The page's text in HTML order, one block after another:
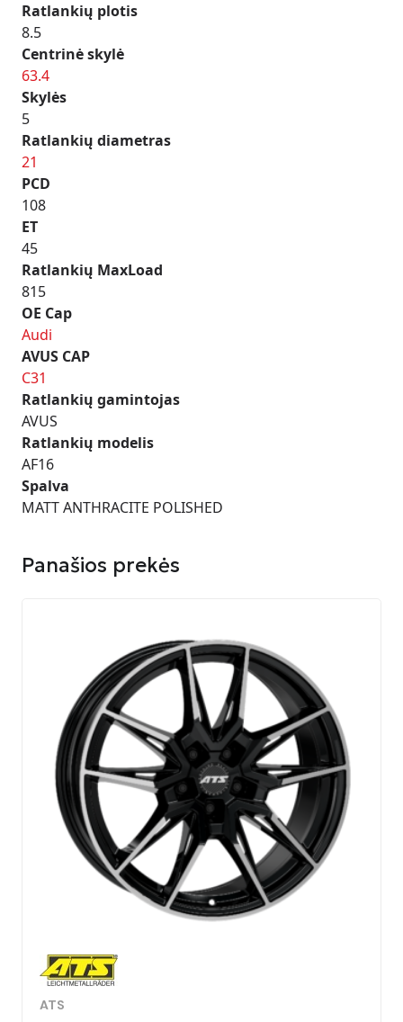
Ratlankių plotis
8.5
Centrinė skylė
63.4
Skylės
5
Ratlankių diametras
21
PCD
108
ET
45
Ratlankių MaxLoad
815
OE Cap
Audi
AVUS CAP
C31
Ratlankių gamintojas
AVUS
Ratlankių modelis
AF16
Spalva
MATT ANTHRACITE POLISHED
Panašios prekės
ATS